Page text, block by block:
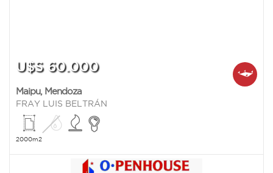
U$S 60.000
Maipu, Mendoza
FRAY LUIS BELTRÁN
2000m2